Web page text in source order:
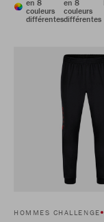
en 8
couleurs
différentes
en 8
couleurs
différentes
HOMMES CHALLENGE